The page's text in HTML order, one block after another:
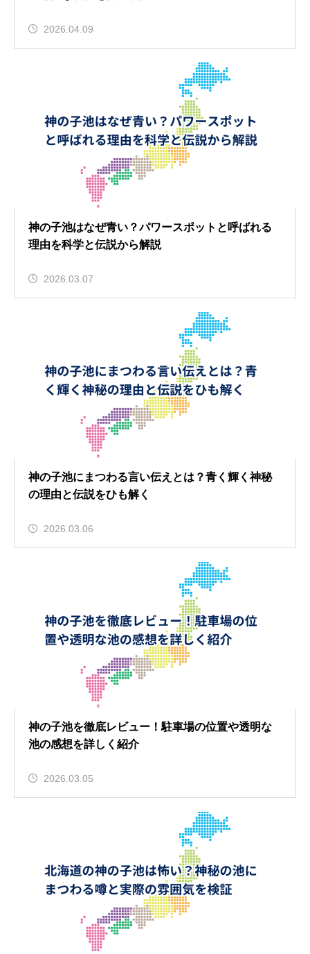
2026.04.09
神の子池はなぜ青い？パワースポットと呼ばれる
理由を科学と伝説から解説
2026.03.07
神の子池にまつわる言い伝えとは？青く輝く神秘
の理由と伝説をひも解く
2026.03.06
神の子池を徹底レビュー！駐車場の位置や透明な
池の感想を詳しく紹介
2026.03.05